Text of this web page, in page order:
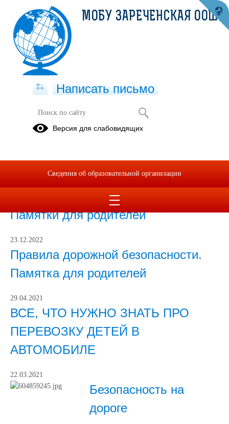
Безопасность дорожного движения
Безопасность дорожного движения.
Памятки для родителей
23.12.2022
Правила дорожной безопасности.
Памятка для родителей
29.04.2021
ВСЕ, ЧТО НУЖНО ЗНАТЬ ПРО
ПЕРЕВОЗКУ ДЕТЕЙ В
АВТОМОБИЛЕ
22.03.2021
Безопасность на
дороге
МОБУ ЗАРЕЧЕНСКАЯ ООШ
Написать письмо
Версия для слабовидящих
Сведения об образовательной организации